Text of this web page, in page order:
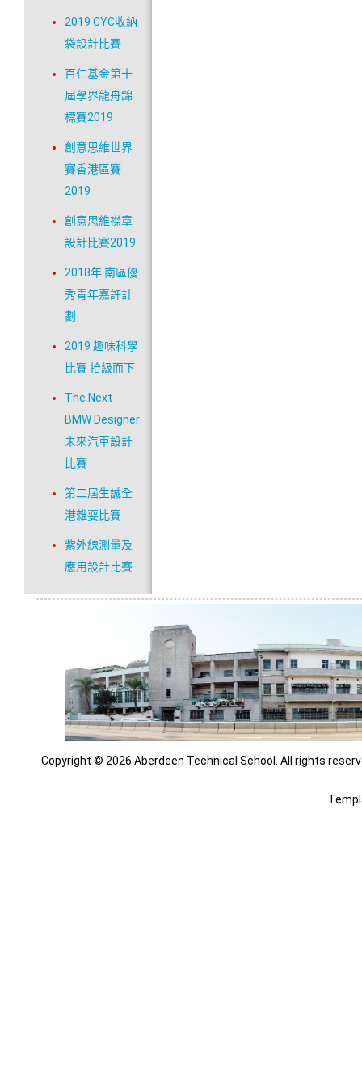
2019 CYC收納
袋設計比賽
百仁基金第十
屆學界龍舟錦
標賽2019
創意思維世界
賽香港區賽
2019
創意思維襟章
設計比賽2019
2018年 南區優
秀青年嘉許計
劃
2019 趣味科學
比賽 拾級而下
The Next
BMW Designer
未來汽車設計
比賽
第二屆生誠全
港雜耍比賽
紫外線測量及
應用設計比賽
Copyright © 2026 Aberdeen Technical School. All rights